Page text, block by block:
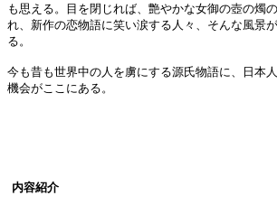
も思える。目を閉じれば、艶やかな女御の壺の燭
れ、新作の恋物語に笑い涙する人々、そんな風景
る。
今も昔も世界中の人を虜にする源氏物語に、日本
機会がここにある。
内容紹介